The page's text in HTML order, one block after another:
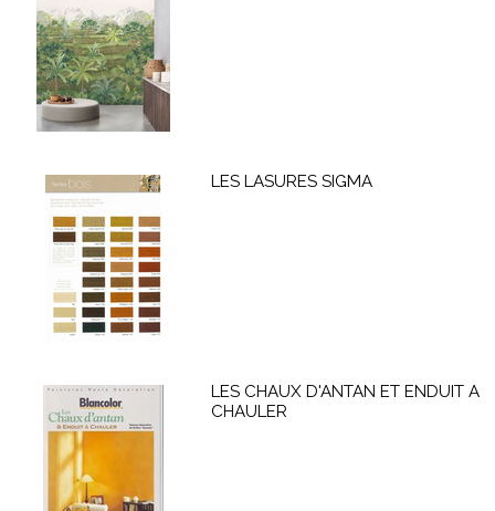
LES LASURES SIGMA
LES CHAUX D'ANTAN ET ENDUIT A
CHAULER